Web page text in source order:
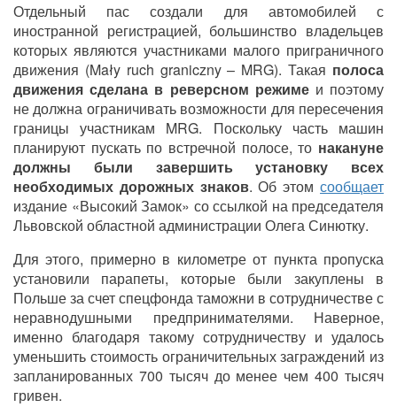
Отдельный пас создали для автомобилей с
иностранной регистрацией, большинство владельцев
которых являются участниками малого приграничного
движения (Mały ruch graniczny – MRG). Такая полоса
движения сделана в реверсном режимеи поэтому
не должна ограничивать возможности для пересечения
границы участникам MRG. Поскольку часть машин
планируют пускать по встречной полосе, то накануне
должны были завершить установку всех
необходимых дорожных знаков. Об этомсообщает
издание «Высокий Замок» со ссылкой на председателя
Львовской областной администрации Олега Синютку.
Для этого, примерно в километре от пункта пропуска
установили парапеты, которые были закуплены в
Польше за счет спецфонда таможни в сотрудничестве с
неравнодушными предпринимателями. Наверное,
именно благодаря такому сотрудничеству и удалось
уменьшить стоимость ограничительных заграждений из
запланированных 700 тысяч до менее чем 400 тысяч
гривен.